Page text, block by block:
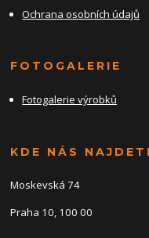
Ochrana osobních údajů
FOTOGALERIE
Fotogalerie výrobků
KDE NÁS
Moskevská 74
Praha 10, 100 00